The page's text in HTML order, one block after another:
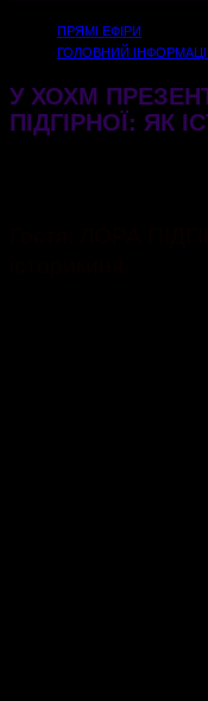
ПРЯМІ ЕФІРИ
ГОЛОВНИЙ
У ХОХМ
ПІДГІРНОЇ: ЯК